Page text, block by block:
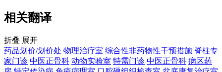
相关翻译
折叠 展开
药品划价/划价处 物理治疗室 综合性非药物性干预措施 脊柱专
家门诊 中医正骨科 动物实验室 特需门诊 中医正骨科 病区药